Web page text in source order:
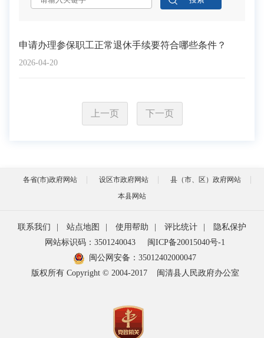
2026-04-20
申请办理参保职工正常退休手续要符合哪些条件？
上一页 下一页
各省(市)政府网站 设区市政府网站
县（市、区）政府网站
本县网站
联系我们 站点地图 使用帮助 评比统计
隐私保护
网站标识码：3501240043
闽ICP备20015040号-1
闽公网安备： 35012402000047
版权所有 Copyright © 2004-2017
闽清县人民政府办公室